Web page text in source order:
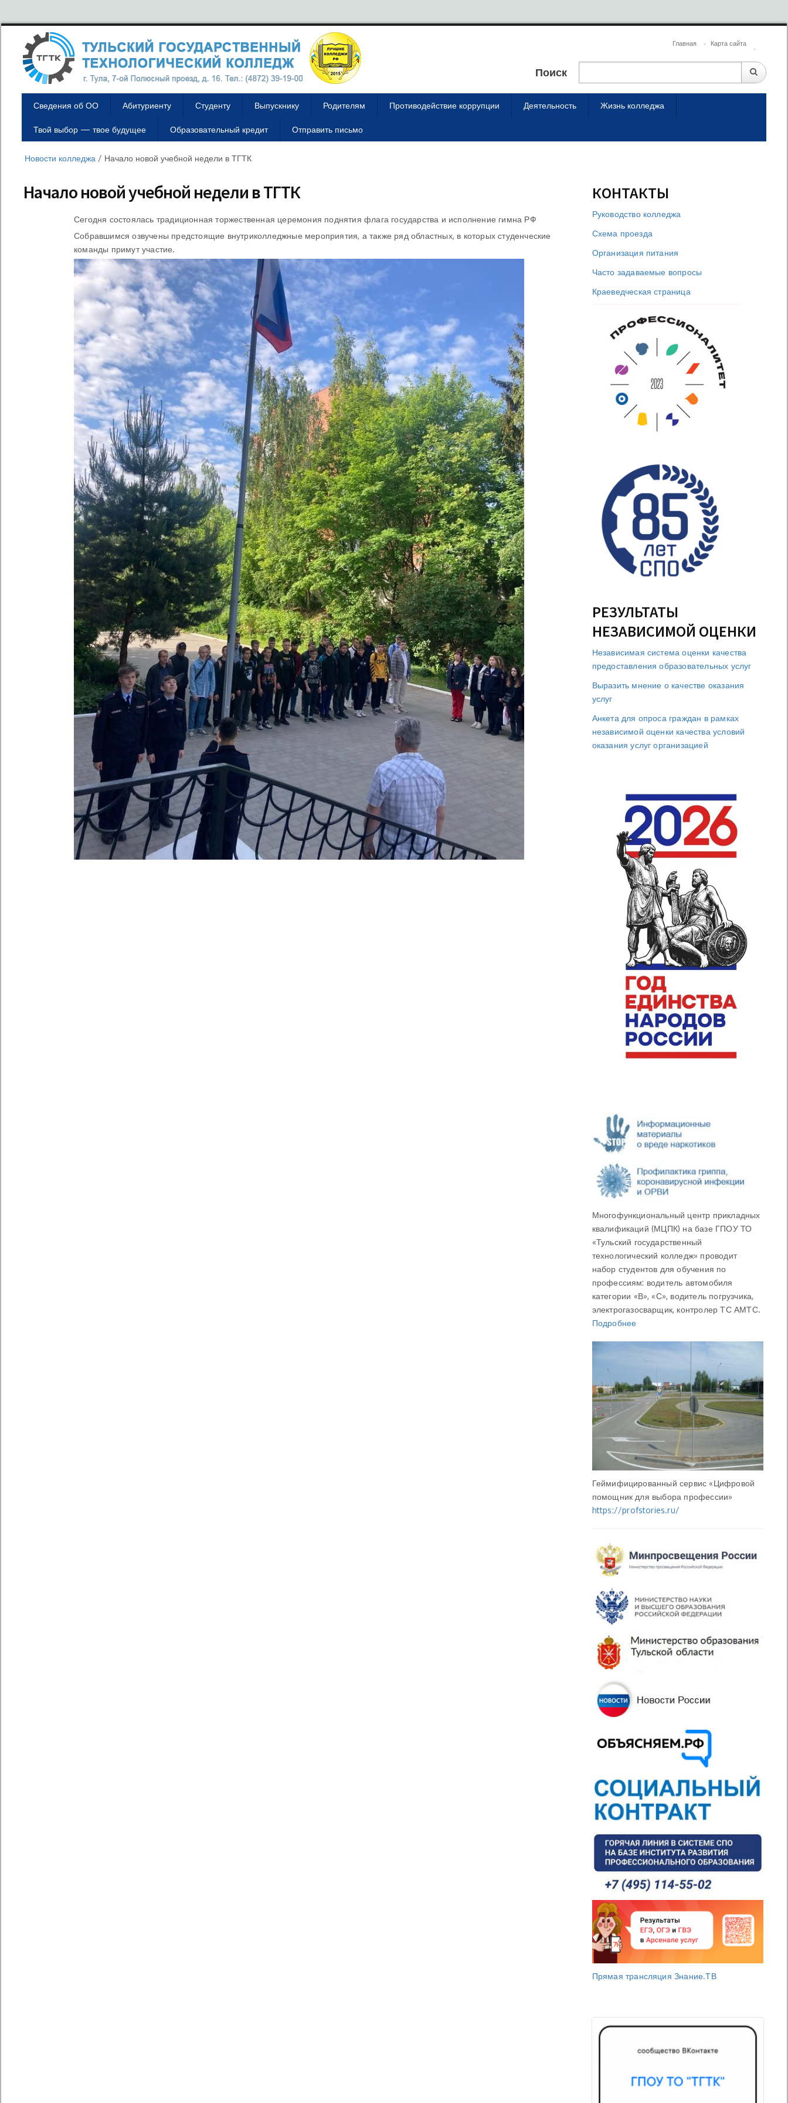
Главная Карта сайта
Поиск
Сведения об ОО Абитуриенту Студенту Выпускнику Родителям Противодействие коррупции Деятельность Жизнь колледжа
Твой выбор — твое будущее Образовательный кредит Отправить письмо
Новости колледжа / Начало новой учебной недели в ТГТК
Начало новой учебной недели в ТГТК
Сегодня состоялась традиционная торжественная церемония поднятия флага государства и исполнение гимна РФ
Собравшимся озвучены предстоящие внутриколледжные мероприятия, а также ряд областных, в которых студенческие
команды примут участие.
КОНТАКТЫ
Руководство колледжа
Схема проезда
Организация питания
Часто задаваемые вопросы
Краеведческая страница
РЕЗУЛЬТАТЫ
НЕЗАВИСИМОЙ ОЦЕНКИ
Независимая система оценки качества
предоставления образовательных услуг
Выразить мнение о качестве оказания
услуг
Анкета для опроса граждан в рамках
независимой оценки качества условий
оказания услуг организацией
Многофункциональный центр прикладных
квалификаций (МЦПК) на базе ГПОУ ТО
«Тульский государственный
технологический колледж» проводит
набор студентов для обучения по
профессиям: водитель автомобиля
категории «В», «С», водитель погрузчика,
электрогазосварщик, контролер ТС АМТС.
Подробнее
Геймифицированный сервис «Цифровой
помощник для выбора профессии»
https://profstories.ru/
Прямая трансляция Знание.ТВ